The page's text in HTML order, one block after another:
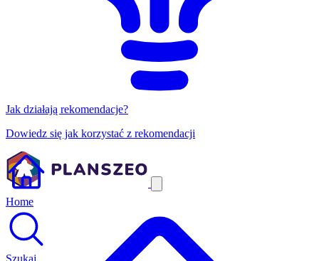
Jak działają rekomendacje?
Dowiedz się jak korzystać z rekomendacji
Home
Szukaj